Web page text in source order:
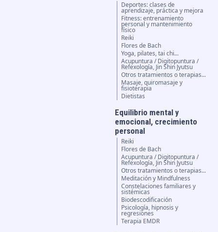
Deportes: clases de
aprendizaje, práctica y mejora
Fitness: entrenamiento
personal y mantenimiento
físico
Reiki
Flores de Bach
Yoga, pilates, tai chi...
Acupuntura / Digitopuntura /
Refexología, Jin Shin Jyutsu
Otros tratamientos o terapias...
Masaje, quiromasaje y
fisioterapia
Dietistas
Equilibrio mental y
emocional, crecimiento
personal
Reiki
Flores de Bach
Acupuntura / Digitopuntura /
Refexología, Jin Shin Jyutsu
Otros tratamientos o terapias...
Meditación y Mindfulness
Constelaciones familiares y
sistémicas
Biodescodificación
Psicología, hipnosis y
regresiones
Terapia EMDR